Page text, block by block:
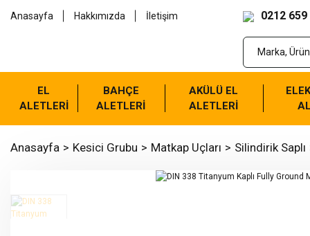
Anasayfa Hakkımızda İletişim 0212 659
EL
ALETLERİ
BAHÇE
ALETLERİ
AKÜLÜ EL
ALETLERİ
Anasayfa Kesici Grubu Matkap Uçları Silindirik Saplı